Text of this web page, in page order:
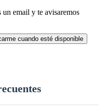
un email y te avisaremos
cuando esté disponible